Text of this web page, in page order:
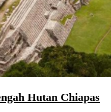
Hutan Chiapas